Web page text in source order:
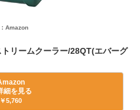
Amazon
リームクーラー/28QT(エバーグ
細を見る
￥5,760